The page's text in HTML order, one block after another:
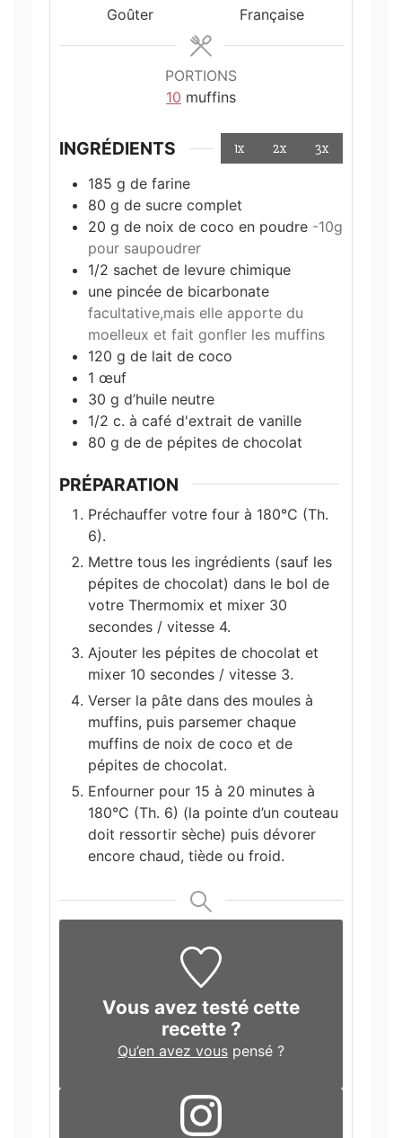
Goûter
Française
PORTIONS
10 muffins
INGRÉDIENTS 1x 2x
3x
185 g de farine
80 g de sucre complet
20 g de noix de coco en poudre -10g
pour saupoudrer
1/2 sachet de levure chimique
une pincée de bicarbonate
facultative,mais elle apporte du
moelleux et fait gonfler les muffins
120 g de lait de coco
1 œuf
30 g d’huile neutre
1/2 c. à café d'extrait de vanille
80 g de de pépites de chocolat
PRÉPARATION
Préchauffer votre four à 180°C (Th.
6).
Mettre tous les ingrédients (sauf les
pépites de chocolat) dans le bol de
votre Thermomix et mixer 30
secondes / vitesse 4.
Ajouter les pépites de chocolat et
mixer 10 secondes / vitesse 3.
Verser la pâte dans des moules à
muffins, puis parsemer chaque
muffins de noix de coco et de
pépites de chocolat.
Enfourner pour 15 à 20 minutes à
180°C (Th. 6) (la pointe d’un couteau
doit ressortir sèche) puis dévorer
encore chaud, tiède ou froid.
Vous avez testé cette
recette ?
Qu’en avez vous pensé ?